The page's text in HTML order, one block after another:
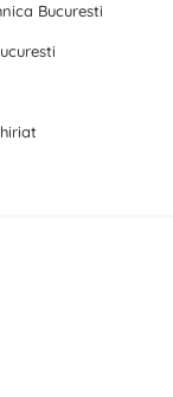
Bucuresti